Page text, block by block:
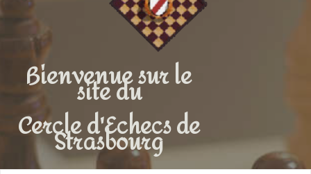
Bienvenue sur le
site du
Cercle d'Echecs de
Strasbourg